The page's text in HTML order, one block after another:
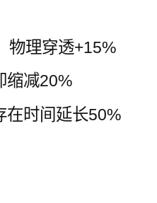
物理穿透+15%
缩减20%
在时间延长50%